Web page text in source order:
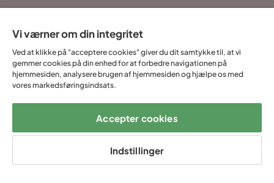
Prismatch
14 dages
fortrydelse
Fast lav
fragtafgift
Op til 20 års
Hjælp & kontakt
Vi værner om din integritet
Ved at klikke på "acceptere cookies" giver du dit samtykke til, at vi
gemmer cookies på din enhed for at forbedre navigationen på
hjemmesiden, analysere brugen af hjemmesiden og hjælpe os med
vores markedsføringsindsats.
Accepter cookies
Indstillinger